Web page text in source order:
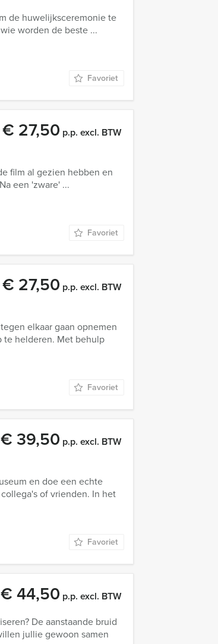
de huwelijksceremonie te
worden de beste ...
Favoriet
27,50 p.p. excl. BTW
film al gezien hebben en
een 'zware' ...
Favoriet
27,50 p.p. excl. BTW
elkaar gaan opnemen
te helderen. Met behulp
Favoriet
39,50 p.p. excl. BTW
en doe een echte
of vrienden. In het
Favoriet
44,50 p.p. excl. BTW
De aanstaande bruid
jullie gewoon samen